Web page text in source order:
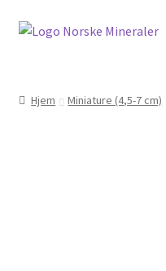
Hjem Miniature (4,5-7 cm)